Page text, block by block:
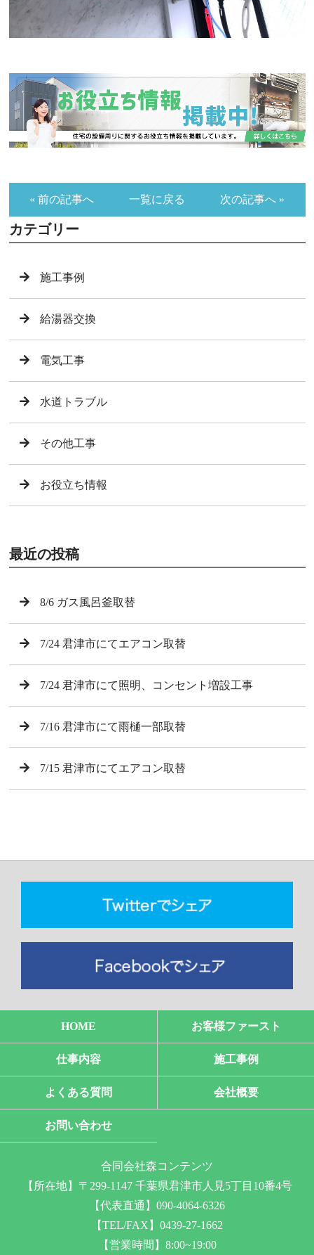
« 前の記事へ 一覧に戻る 次の記事へ »
カテゴリー
施工事例
給湯器交換
電気工事
水道トラブル
その他工事
お役立ち情報
最近の投稿
8/6 ガス風呂釜取替
7/24 君津市にてエアコン取替
7/24 君津市にて照明、コンセント増設工事
7/16 君津市にて雨樋一部取替
7/15 君津市にてエアコン取替
HOME お客様ファースト
仕事内容 施工事例
よくある質問 会社概要
お問い合わせ
合同会社森コンテンツ
【所在地】〒299-1147 千葉県君津市人見5丁目10番4号
【代表直通】090-4064-6326
【TEL/FAX】0439-27-1662
【営業時間】8:00~19:00